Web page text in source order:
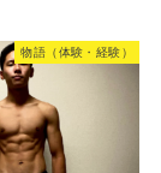
物語（体験・経験）